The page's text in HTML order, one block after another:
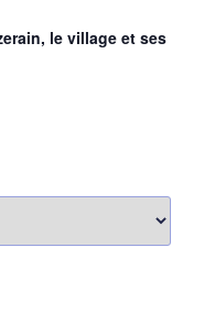
le village et ses